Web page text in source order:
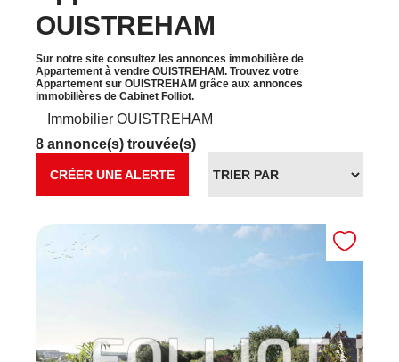
OUISTREHAM
Sur notre site consultez les annonces immobilière de
Appartement à vendre OUISTREHAM. Trouvez votre
Appartement sur OUISTREHAM grâce aux annonces
immobilières de Cabinet Folliot.
Immobilier OUISTREHAM
8 annonce(s) trouvée(s)
CRÉER UNE ALERTE